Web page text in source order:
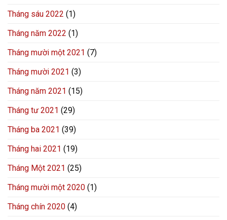
Tháng sáu 2022 (1)
Tháng năm 2022 (1)
Tháng mười một 2021 (7)
Tháng mười 2021 (3)
Tháng năm 2021 (15)
Tháng tư 2021 (29)
Tháng ba 2021 (39)
Tháng hai 2021 (19)
Tháng Một 2021 (25)
Tháng mười một 2020 (1)
Tháng chín 2020 (4)